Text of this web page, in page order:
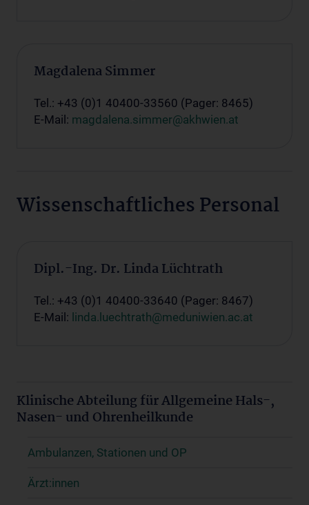
Magdalena Simmer
Tel.: +43 (0)1 40400-33560 (Pager: 8465)
E-Mail: magdalena.simmer@akhwien.at
Wissenschaftliches Personal
Dipl.-Ing. Dr. Linda Lüchtrath
Tel.: +43 (0)1 40400-33640 (Pager: 8467)
E-Mail: linda.luechtrath@meduniwien.ac.at
Klinische Abteilung für Allgemeine Hals-,
Nasen- und Ohrenheilkunde
Ambulanzen, Stationen und OP
Ärzt:innen